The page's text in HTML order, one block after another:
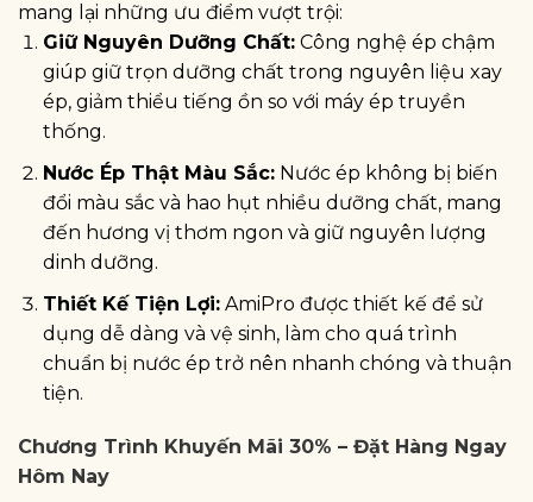
mang lại những ưu điểm vượt trội:
Giữ Nguyên Dưỡng Chất:Công nghệ ép chậm
giúp giữ trọn dưỡng chất trong nguyên liệu xay
ép, giảm thiểu tiếng ồn so với máy ép truyền
thống.
Nước Ép Thật Màu Sắc:Nước ép không bị biến
đổi màu sắc và hao hụt nhiều dưỡng chất, mang
đến hương vị thơm ngon và giữ nguyên lượng
dinh dưỡng.
Thiết Kế Tiện Lợi:AmiPro được thiết kế để sử
dụng dễ dàng và vệ sinh, làm cho quá trình
chuẩn bị nước ép trở nên nhanh chóng và thuận
tiện.
Chương Trình Khuyến Mãi 30% – Đặt Hàng Ngay
Hôm Nay